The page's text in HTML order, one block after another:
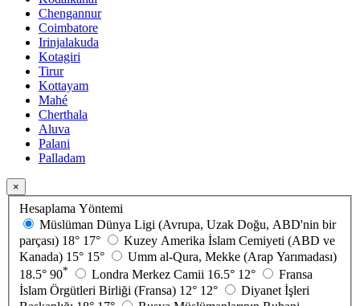
Chengannur
Coimbatore
Irinjalakuda
Kotagiri
Tirur
Kottayam
Mahé
Cherthala
Aluva
Palani
Palladam
×
Hesaplama Yöntemi
Müslüman Dünya Ligi (Avrupa, Uzak Doğu, ABD'nin bir
parçası) 18° 17°
Kuzey Amerika İslam Cemiyeti (ABD ve
Kanada) 15° 15°
Umm al-Qura, Mekke (Arap Yarımadası)
18.5° 90* Londra Merkez Camii 16.5° 12°
Fransa
İslam Örgütleri Birliği (Fransa) 12° 12°
Diyanet İşleri